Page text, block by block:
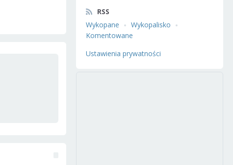
RSS
Wykopane
Wykopalisko
Komentowane
Ustawienia prywatności